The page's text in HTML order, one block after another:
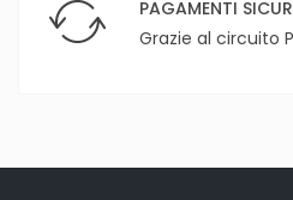
PAGAMENTI
Grazie al circuito